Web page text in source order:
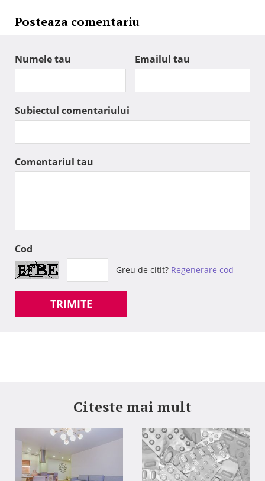
Posteaza comentariu
Numele tau Emailul tau
Subiectul comentariului
Comentariul tau
Cod
Greu de citit? Regenerare cod
TRIMITE
Citeste mai mult